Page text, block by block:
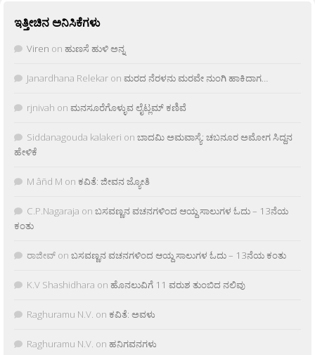
ಇತ್ತೀಚಿನ ಅನಿಸಿಕೆಗಳು
Viren on ಹುಣಸೆ ಹುಳಿ ಅನ್ನ
Janardhana Relekar on ಮರದ ನೆರಳನು ಮರವೇ ನುಂಗಿ ಹಾಕಿದಾಗ…
rjnivah on ಮನಸೂರೆಗೊಳ್ಳುವ ಲೈಟ್ಲಮ್ ಕಣಿವೆ
Siddanagouda kalakeri on ಬಾದಮಿ ಅಮವಾಸ್ಯೆ: ಚಬನೂರ ಅಮೋಗ ಸಿದ್ದನ
ಹೇಳಿಕೆ
M âñd M on ಕವಿತೆ: ಜೀವನ ಜ್ಯೋತಿ
C.P.Nagaraja on ಬಸವಣ್ಣನ ವಚನಗಳಿಂದ ಆಯ್ದ ಸಾಲುಗಳ ಓದು – 13ನೆಯ
ಕಂತು
ರಾಜೀವ್ on ಬಸವಣ್ಣನ ವಚನಗಳಿಂದ ಆಯ್ದ ಸಾಲುಗಳ ಓದು – 13ನೆಯ ಕಂತು
K.V Shashidhara on ಹೊನಲುವಿಗೆ 11 ವರುಶ ತುಂಬಿದ ನಲಿವು
Raghuramu N.V. on ಕವಿತೆ: ಅವಳು
Raghuramu N.V. on ಹನಿಗವನಗಳು